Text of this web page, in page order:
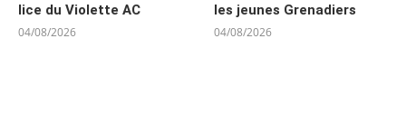
lice du Violette AC
04/08/2026
les jeunes Grenadiers
04/08/2026